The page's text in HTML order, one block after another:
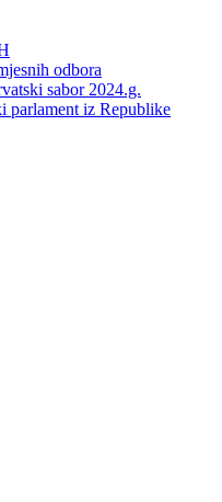
odbora
sabor 2024.g.
parlament iz Republike